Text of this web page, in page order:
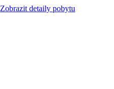
Zobrazit detaily pobytu